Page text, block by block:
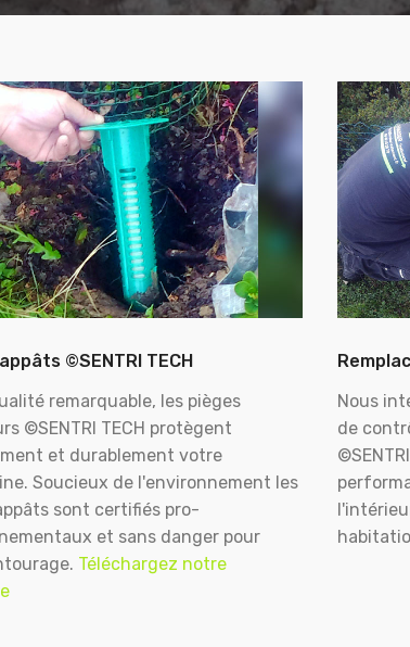
©SENTRI TECH
remarquable, les pièges
©SENTRI TECH protègent
et durablement votre
Soucieux de l'environnement les
sont certifiés pro-
et sans danger pour
Téléchargez notre
Nous
de